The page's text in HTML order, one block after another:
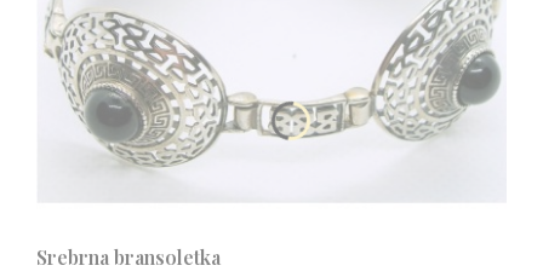
Srebrna bransoletka